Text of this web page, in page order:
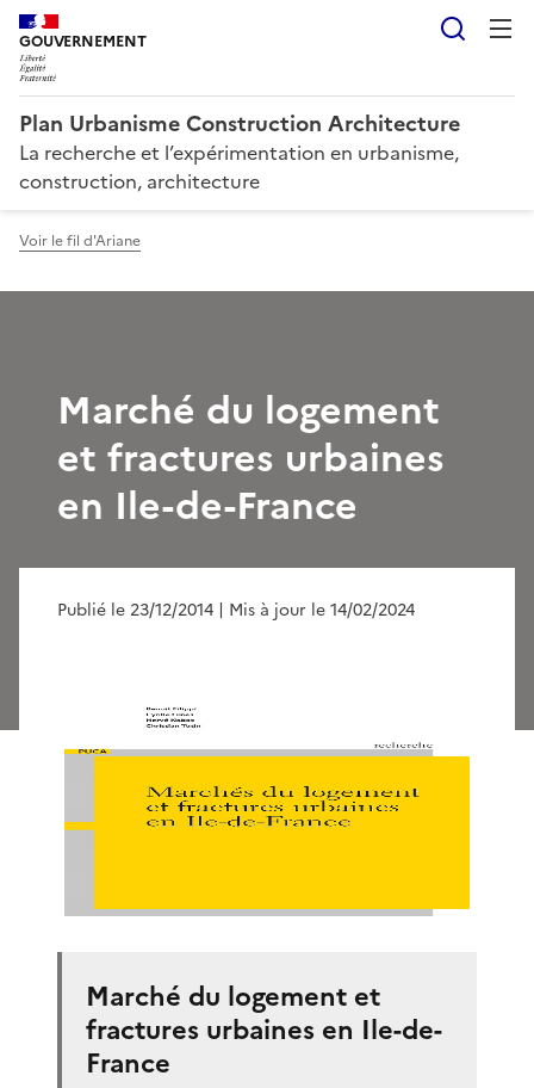
GOUVERNEMENT
Plan Urbanisme Construction Architecture
La recherche et l’expérimentation en urbanisme,
construction, architecture
Voir le fil d'Ariane
Marché du logement
et fractures urbaines
en Ile-de-France
Publié le 23/12/2014 | Mis à jour le 14/02/2024
Marché du logement et
fractures urbaines en Ile-de-
France